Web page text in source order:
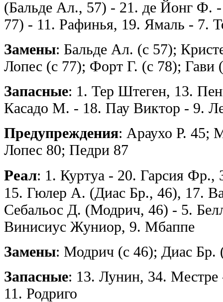
(Бальде Ал., 57) - 21. де Йонг Ф.
77) - 11. Рафинья, 19. Ямаль - 7.
Замены: Бальде Ал. (с 57);
Лопес (с 77); Форт Г. (с 78); Гави
Запасные: 1. Тер Штеген, 13.
Касадо М. - 18. Пау Виктор - 9.
Предупреждения: Араухо Р. 45;
Лопес 80; Педри 87
Реал: 1. Куртуа - 20. Гарсия Фр.,
15. Гюлер А. (Диас Бр., 46), 17.
Себальос Д. (Модрич, 46) - 5.
Винисиус Жуниор, 9. Мбаппе
Замены: Модрич (с 46); Диас Бр.
Запасные: 13. Лунин, 34.
11. Родриго